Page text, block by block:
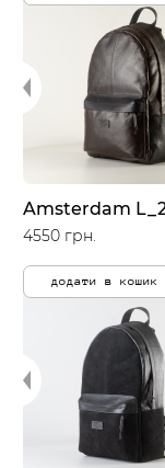
Amsterdam
4550 грн.
додати в кошик